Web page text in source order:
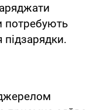
потребують
підзарядки.